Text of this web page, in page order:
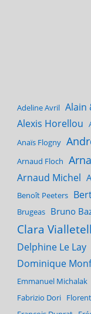
Adeline Avril Alain
Alexis Horellou
Anaïs Flogny
Arnaud Floch
Arnaud Michel
Benoît Peeters
Brugeas Bruno
Clara
Delphine Le Lay
Dominique
Emmanuel Michalak
Fabrizio Dori